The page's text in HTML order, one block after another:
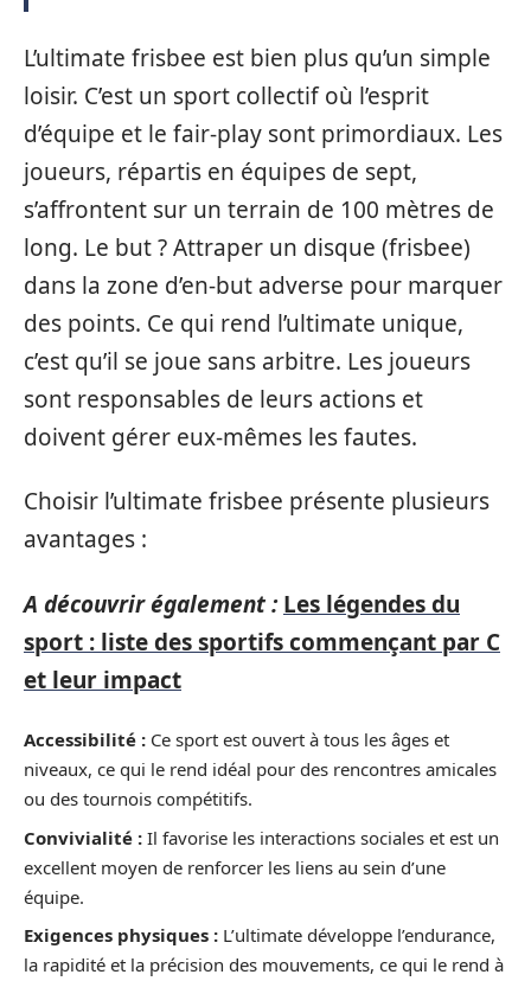
L’ultimate frisbee est bien plus qu’un simple
loisir. C’est un sport collectif où l’esprit
d’équipe et le fair-play sont primordiaux. Les
joueurs, répartis en équipes de sept,
s’affrontent sur un terrain de 100 mètres de
long. Le but ? Attraper un disque (frisbee)
dans la zone d’en-but adverse pour marquer
des points. Ce qui rend l’ultimate unique,
c’est qu’il se joue sans arbitre. Les joueurs
sont responsables de leurs actions et
doivent gérer eux-mêmes les fautes.
Choisir l’ultimate frisbee présente plusieurs
avantages :
A découvrir également : Les légendes du
sport : liste des sportifs commençant par C
et leur impact
Accessibilité : Ce sport est ouvert à tous les âges et
niveaux, ce qui le rend idéal pour des rencontres amicales
ou des tournois compétitifs.
Convivialité : Il favorise les interactions sociales et est un
excellent moyen de renforcer les liens au sein d’une
équipe.
Exigences physiques : L’ultimate développe l’endurance,
la rapidité et la précision des mouvements, ce qui le rend à